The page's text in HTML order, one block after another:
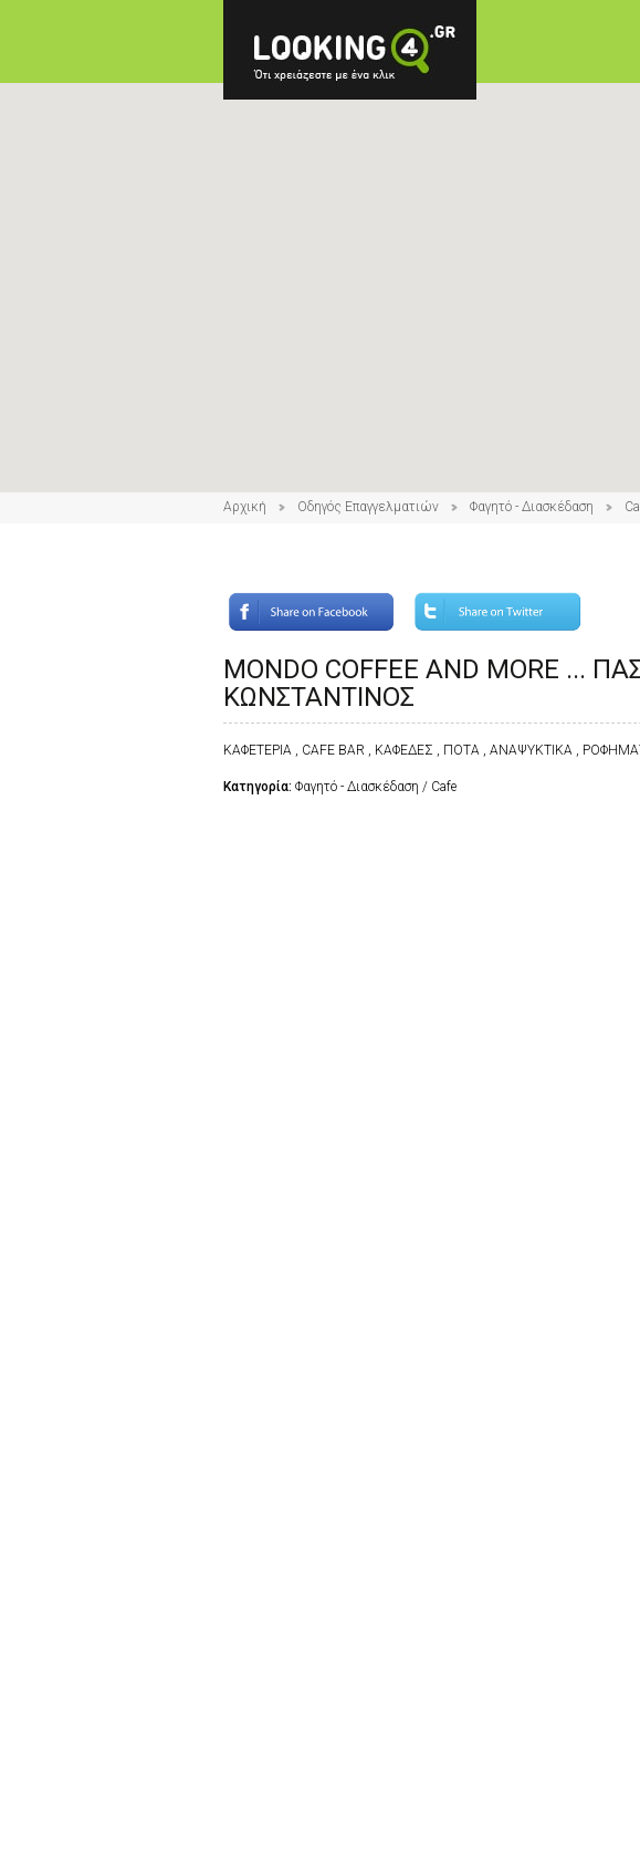
Αρχική Οδηγός Επαγγελματιών Φαγητό - Διασκέδαση
MONDO COFFEE AND MORE ...
ΚΩΝΣΤΑΝΤΙΝΟΣ
ΚΑΦΕΤΕΡΙΑ , CAFE BAR , ΚΑΦΕΔΕΣ , ΠΟΤΑ , ΑΝΑΨΥΚΤΙΚΑ ,
Κατηγορία: Φαγητό - Διασκέδαση / Cafe